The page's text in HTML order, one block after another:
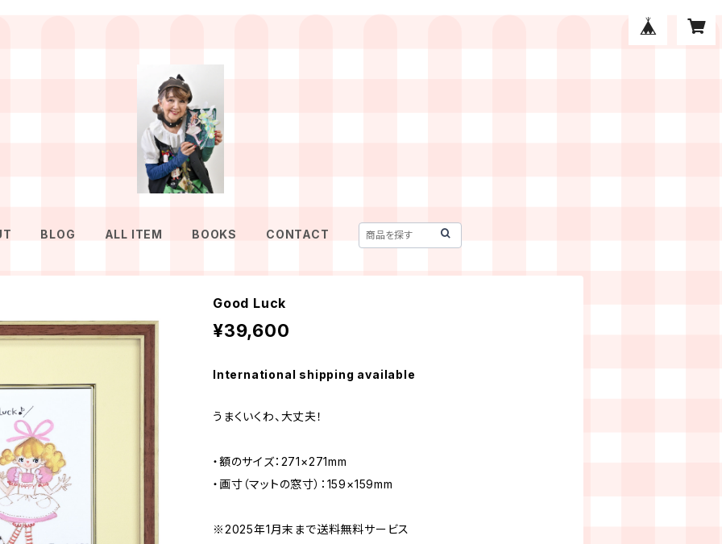
BLOG ALL ITEM BOOKS CONTACT
Good Luck
¥39,600
International shipping available
うまくいくわ、大丈夫！
・額のサイズ：271×271mm
・画寸（マットの窓寸）：159×159mm
※2025年1月末まで送料無料サービス